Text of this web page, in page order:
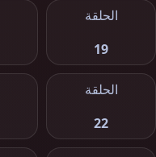
الحلقة
19
الحلقة
22